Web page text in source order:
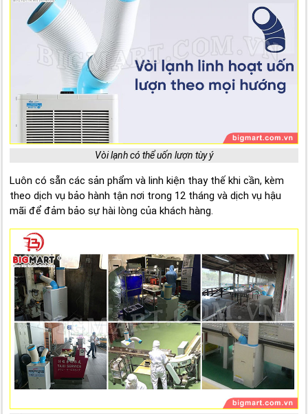
Vòi lạnh có thể uốn lượn tùy ý
Luôn có sẵn các sản phẩm và linh kiện thay thế khi cần, kèm
theo dịch vụ bảo hành tận nơi trong 12 tháng và dịch vụ hậu
mãi để đảm bảo sự hài lòng của khách hàng.